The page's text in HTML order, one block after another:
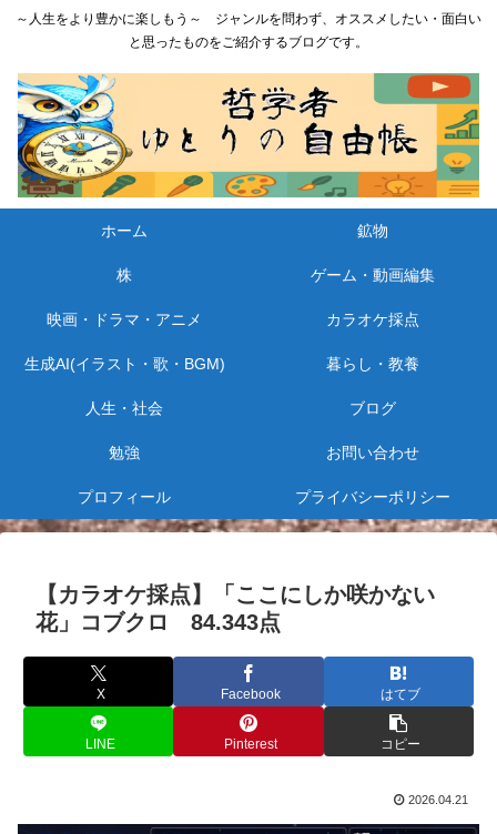
～人生をより豊かに楽しもう～ ジャンルを問わず、オススメしたい・面白い
と思ったものをご紹介するブログです。
ホーム 鉱物
株 ゲーム・動画編集
映画・ドラマ・アニメ カラオケ採点
生成AI(イラスト・歌・BGM) 暮らし・教養
人生・社会 ブログ
勉強 お問い合わせ
プロフィール プライバシーポリシー
【カラオケ採点】「ここにしか咲かない
花」コブクロ 84.343点
X Facebook はてブ
LINE Pinterest コピー
2026.04.21